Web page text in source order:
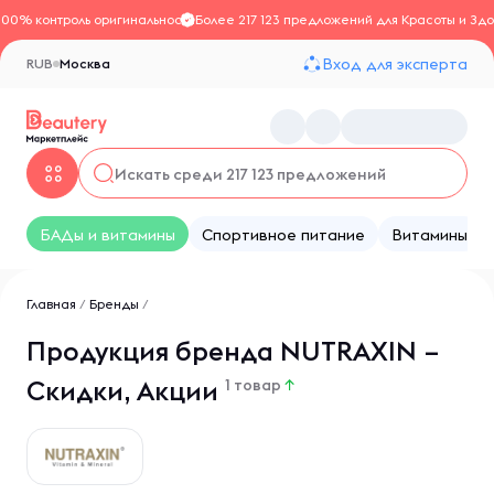
контроль оригинальностиБолее 217 123 предложений для Красоты и
Москва
RUB Вход для эксперта
БАДы и витамины Спортивное питание Витамины
Главная / Бренды /
Продукция бренда NUTRAXIN –
Скидки, Акции 1 товар ↑